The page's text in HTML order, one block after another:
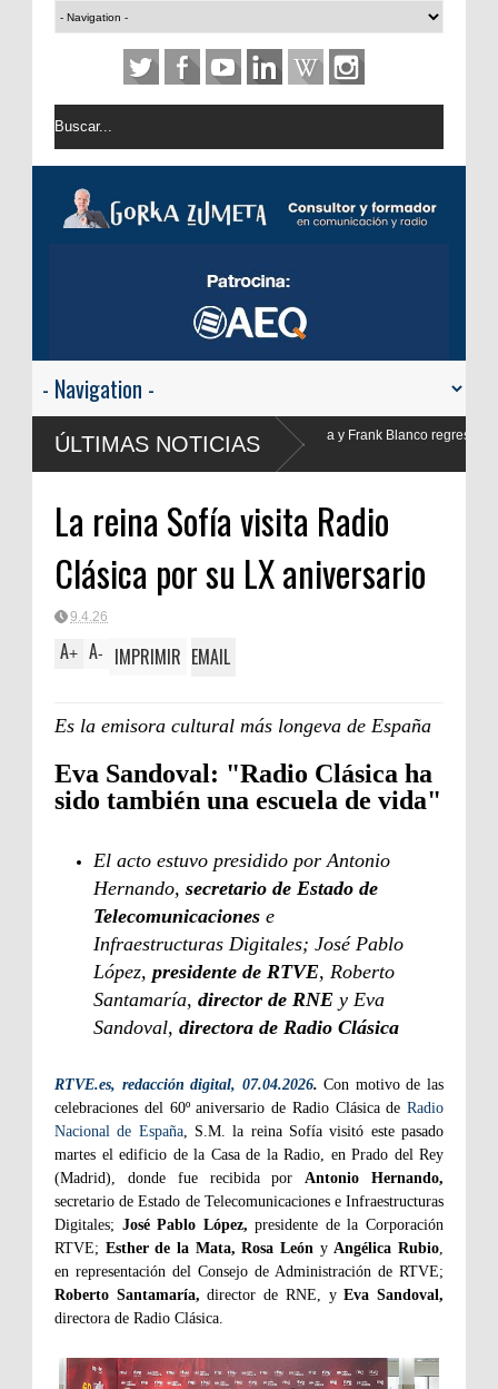
ÚLTIMAS NOTICIAS
y Frank Blanco regresan a
La reina Sofía visita Radio
Clásica por su LX aniversario
9.4.26
A+ A- IMPRIMIR EMAIL
Es la emisora cultural más longeva de España
Eva Sandoval: "Radio Clásica ha
sido también una escuela de vida"
El acto estuvo presidido por Antonio
Hernando, secretario de Estado de
Telecomunicaciones e
Infraestructuras Digitales; José Pablo
López, presidente de RTVE, Roberto
Santamaría, director de RNE y Eva
Sandoval, directora de Radio Clásica
RTVE.es, redacción digital, 07.04.2026. Con motivo de las
celebraciones del 60º aniversario de Radio Clásica de Radio
Nacional de España, S.M. la reina Sofía visitó este pasado
martes el edificio de la Casa de la Radio, en Prado del Rey
(Madrid), donde fue recibida porAntonio Hernando,
secretario de Estado de Telecomunicaciones e Infraestructuras
Digitales; José Pablo López, presidente de la Corporación
RTVE; Esther de la Mata, Rosa León yAngélica Rubio,
en representación del Consejo de Administración de RTVE;
Roberto Santamaría, director de RNE, yEva Sandoval,
directora de Radio Clásica.